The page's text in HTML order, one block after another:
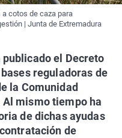
cotos de caza para
| Junta de Extremadura
el Decreto
reguladoras de
la Comunidad
mismo tiempo ha
de dichas ayudas
de